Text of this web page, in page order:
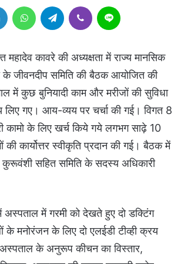
LinkedIn WhatsAppTelegram Viber
महादेव कावरे की अध्यक्षता में राज्य मानसिक
के जीवनदीप समिति की बैठक आयोजित की
में कुछ बुनियादी काम और मरीजों की सुविधा
लिए गए। आय-व्यय पर चर्चा की गई। विगत 8
कामो के लिए खर्च किये गये लगभग साढ़े 10
की कार्योत्तर स्वीकृति प्रदान की गई। बैठक में
सहित समिति के सदस्य अधिकारी
अस्पताल में गरमी को देखते हुए दो डक्टिंग
के मनोरंजन के लिए दो एलईडी टीव्ही क्रय
के अनुरूप कीचन का विस्तार,